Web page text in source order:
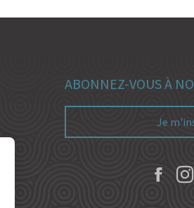
ABONNEZ-VOUS À
Je